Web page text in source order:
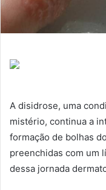
A disidrose, uma
mistério, continua a
formação de bolhas
preenchidas com um
dessa jornada